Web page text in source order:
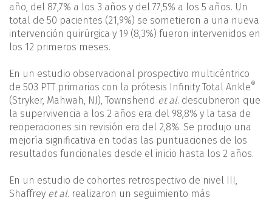
año, del 87,7% a los 3 años y del 77,5% a los 5 años. Un
total de 50 pacientes (21,9%) se sometieron a una nueva
intervención quirúrgica y 19 (8,3%) fueron intervenidos en
los 12 primeros meses.
En un estudio observacional prospectivo multicéntrico
de 503 PTT primarias con la prótesis Infinity Total Ankle®
(Stryker, Mahwah, NJ), Townshend et al. descubrieron que
la supervivencia a los 2 años era del 98,8% y la tasa de
reoperaciones sin revisión era del 2,8%. Se produjo una
mejoría significativa en todas las puntuaciones de los
resultados funcionales desde el inicio hasta los 2 años.
En un estudio de cohortes retrospectivo de nivel III,
Shaffrey et al. realizaron un seguimiento más